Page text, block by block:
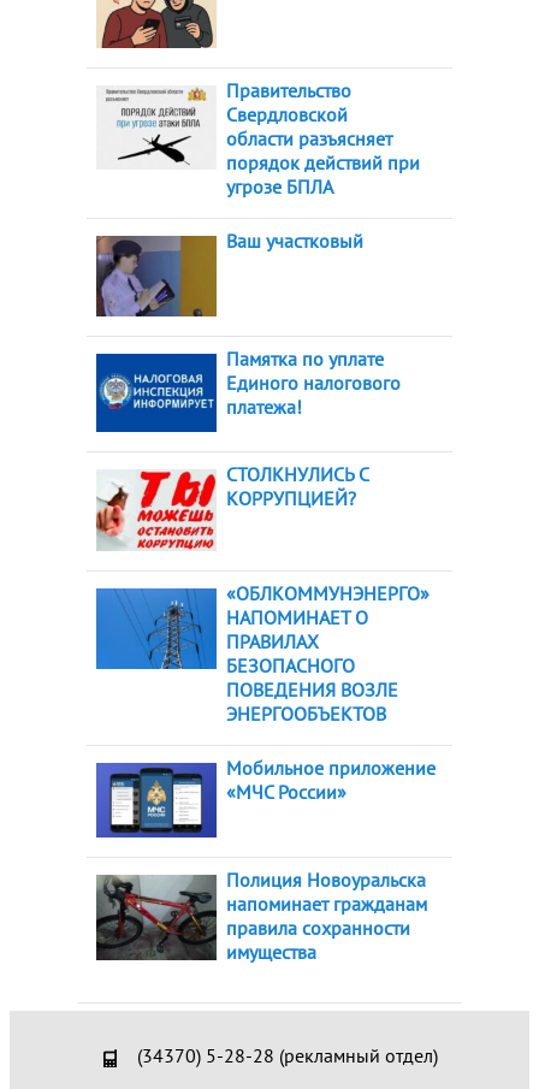
Правительство
Свердловской
области разъясняет
порядок действий при
угрозе БПЛА
Ваш участковый
Памятка по уплате
Единого налогового
платежа!
СТОЛКНУЛИСЬ С
КОРРУПЦИЕЙ?
«ОБЛКОММУНЭНЕРГО»
НАПОМИНАЕТ О
ПРАВИЛАХ
БЕЗОПАСНОГО
ПОВЕДЕНИЯ ВОЗЛЕ
ЭНЕРГООБЪЕКТОВ
Мобильное приложение
«МЧС России»
Полиция Новоуральска
напоминает гражданам
правила сохранности
имущества
(34370) 5-28-28 (рекламный отдел)